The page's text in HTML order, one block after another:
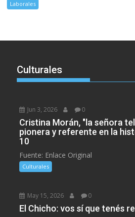
Laborales
Culturales
Jun 3, 2026 0
Cristina Morán, "la señora
pionera y referente en la
10
Fuente: Enlace Original
Culturales
May 15, 2026 0
El Chicho: vos sí que tenés